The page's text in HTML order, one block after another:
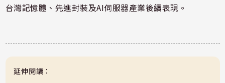
台灣記憶體、先進封裝及AI伺服器產業後續表現。
延伸閱讀：